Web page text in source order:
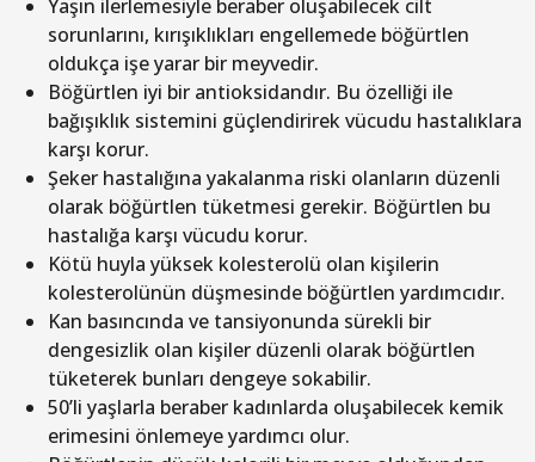
Yaşın ilerlemesiyle beraber oluşabilecek cilt
sorunlarını, kırışıklıkları engellemede böğürtlen
oldukça işe yarar bir meyvedir.
Böğürtlen iyi bir antioksidandır. Bu özelliği ile
bağışıklık sistemini güçlendirirek vücudu hastalıklara
karşı korur.
Şeker hastalığına yakalanma riski olanların düzenli
olarak böğürtlen tüketmesi gerekir. Böğürtlen bu
hastalığa karşı vücudu korur.
Kötü huyla yüksek kolesterolü olan kişilerin
kolesterolünün düşmesinde böğürtlen yardımcıdır.
Kan basıncında ve tansiyonunda sürekli bir
dengesizlik olan kişiler düzenli olarak böğürtlen
tüketerek bunları dengeye sokabilir.
50’li yaşlarla beraber kadınlarda oluşabilecek kemik
erimesini önlemeye yardımcı olur.